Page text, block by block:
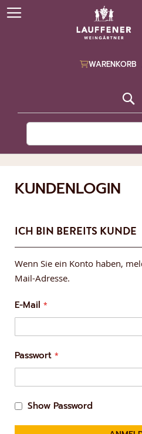
WARENKORB
KUNDENLOGIN
ICH BIN BEREITS KUNDE
Wenn Sie ein Konto haben,
Mail-Adresse.
E-Mail
Passwort
Show Password